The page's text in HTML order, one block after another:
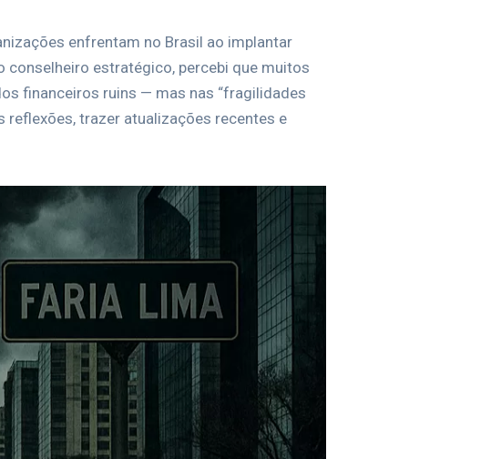
enfrentam no Brasil ao implantar
conselheiro estratégico, percebi que muitos
financeiros ruins — mas nas “fragilidades
reflexões, trazer atualizações recentes e